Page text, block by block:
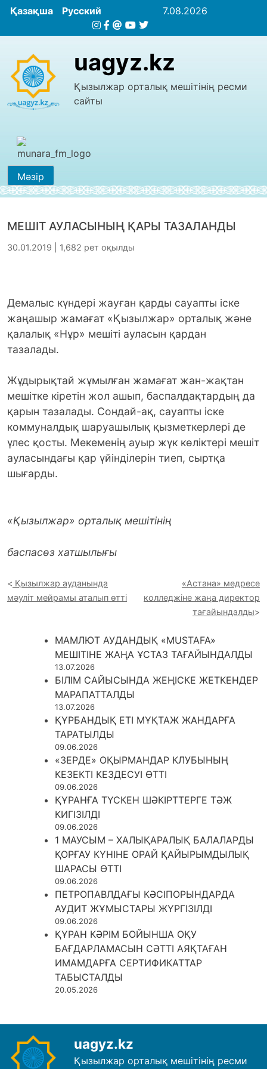
Қазақша Русский 7.08.2026
uagyz.kz
Қызылжар орталық мешітінің ресми
сайты
Мәзір
МЕШІТ АУЛАСЫНЫҢ ҚАРЫ ТАЗАЛАНДЫ
30.01.2019 | 1,682 рет оқылды
Демалыс күндері жауған қарды сауапты іске
жаңашыр жамағат «Қызылжар» орталық және
қалалық «Нұр» мешіті ауласын қардан
тазалады.
Жұдырықтай жұмылған жамағат жан-жақтан
мешітке кіретін жол ашып, баспалдақтардың да
қарын тазалады. Сондай-ақ, сауапты іске
коммуналдық шаруашылық қызметкерлері де
үлес қосты. Мекеменің ауыр жүк көліктері мешіт
ауласындағы қар үйінділерін тиеп, сыртқа
шығарды.
«Қызылжар» орталық мешітінің
баспасөз хатшылығы
Қызылжар ауданында
мәуліт мейрамы аталып өтті
«Астана» медресе
колледжіне жаңа директор
тағайындалды
МАМЛЮТ АУДАНДЫҚ «MUSTAFA»
МЕШІТІНЕ ЖАҢА ҰСТАЗ ТАҒАЙЫНДАЛДЫ
13.07.2026
БІЛІМ САЙЫСЫНДА ЖЕҢІСКЕ ЖЕТКЕНДЕР
МАРАПАТТАЛДЫ
13.07.2026
ҚҰРБАНДЫҚ ЕТІ МҰҚТАЖ ЖАНДАРҒА
ТАРАТЫЛДЫ
09.06.2026
«ЗЕРДЕ» ОҚЫРМАНДАР КЛУБЫНЫҢ
КЕЗЕКТІ КЕЗДЕСУІ ӨТТІ
09.06.2026
ҚҰРАНҒА ТҮСКЕН ШӘКІРТТЕРГЕ ТӘЖ
КИГІЗІЛДІ
09.06.2026
1 МАУСЫМ – ХАЛЫҚАРАЛЫҚ БАЛАЛАРДЫ
ҚОРҒАУ КҮНІНЕ ОРАЙ ҚАЙЫРЫМДЫЛЫҚ
ШАРАСЫ ӨТТІ
09.06.2026
ПЕТРОПАВЛДАҒЫ КӘСІПОРЫНДАРДА
АУДИТ ЖҰМЫСТАРЫ ЖҮРГІЗІЛДІ
09.06.2026
ҚҰРАН КӘРІМ БОЙЫНША ОҚУ
БАҒДАРЛАМАСЫН СӘТТІ АЯҚТАҒАН
ИМАМДАРҒА СЕРТИФИКАТТАР
ТАБЫСТАЛДЫ
20.05.2026
uagyz.kz
Қызылжар орталық мешітінің ресми